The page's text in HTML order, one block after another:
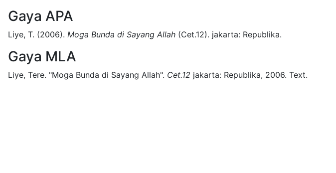
Gaya APA
Liye, T. (2006). Moga Bunda di Sayang Allah (Cet.12). jakarta: Republika.
Gaya MLA
Liye, Tere. "Moga Bunda di Sayang Allah". Cet.12 jakarta: Republika, 2006. Text.